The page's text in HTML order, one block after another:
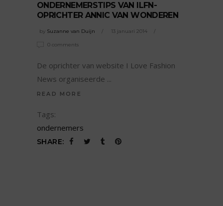
ONDERNEMERSTIPS VAN ILFN-
OPRICHTER ANNIC VAN WONDEREN
by Suzanne van Duijn 13 januari 2014
0 comments
De oprichter van website I Love Fashion
News organiseerde
READ MORE
Tags:
ondernemers
SHARE: